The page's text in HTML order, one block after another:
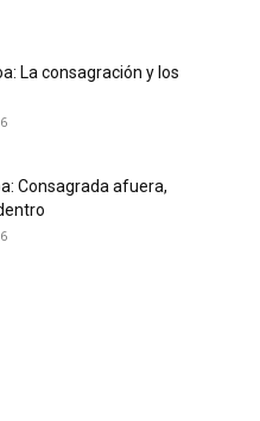
las
La consagración y los
Consagrada afuera,